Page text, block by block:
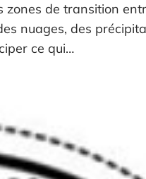
de transition
nuages, des
ce qui…